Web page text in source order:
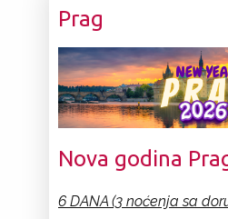
Prag
Nova godina
6 DANA (3 noćenja sa